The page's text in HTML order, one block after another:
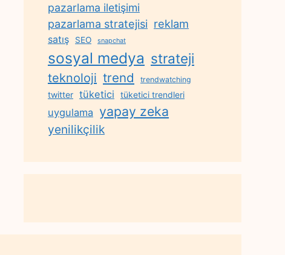
pazarlama iletişimi
pazarlama stratejisi reklam
satış SEO snapchat
sosyal medya strateji
teknoloji trend trendwatching
twitter tüketici tüketici trendleri
uygulama yapay zeka
yenilikçilik